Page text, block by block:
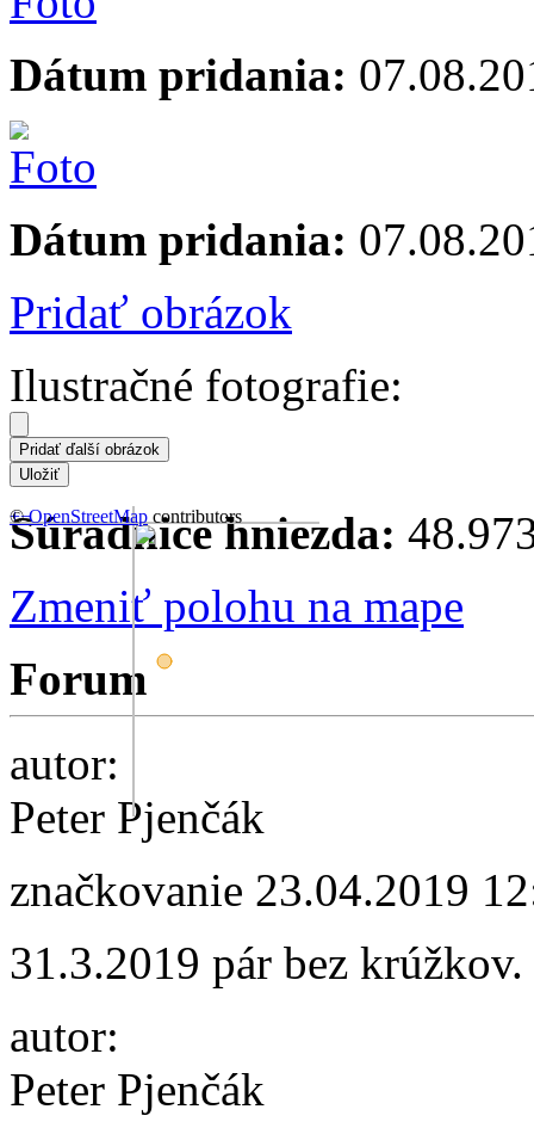
Dátum pridania:
Dátum pridania:
Pridať obrázok
Ilustračné fotografie:
+−
©OpenStreetMap contributors
Súradnice hniezda:
Zmeniť polohu na mape
Forum
autor:
Peter Pjenčák
značkovanie 23.04.2019
31.3.2019 pár bez krúžkov.
autor:
Peter Pjenčák